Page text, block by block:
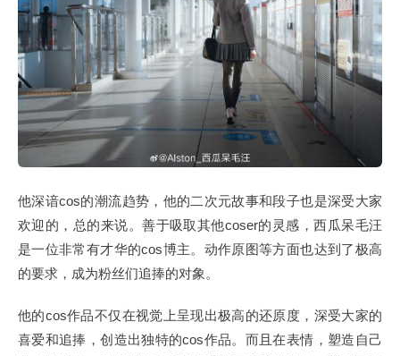
他深谙cos的潮流趋势，他的二次元故事和段子也是深受大家
欢迎的，总的来说。善于吸取其他coser的灵感，西瓜呆毛汪
是一位非常有才华的cos博主。动作原图等方面也达到了极高
的要求，成为粉丝们追捧的对象。
他的cos作品不仅在视觉上呈现出极高的还原度，深受大家的
喜爱和追捧，创造出独特的cos作品。而且在表情，塑造自己